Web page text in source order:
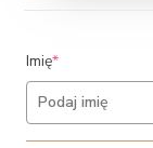
Imię*(required)